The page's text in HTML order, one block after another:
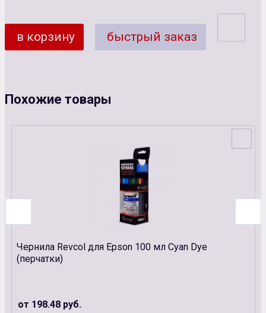
в корзину быстрый заказ
Похожие товары
Чернила Revcol для Epson 100 мл Cyan Dye
(перчатки)
от 198.48 руб.